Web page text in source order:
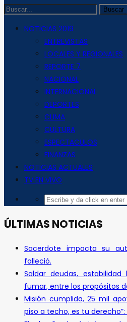
NOTICIAS 2019
ENTREVISTAS
LOCALES Y REGIONALES
REPORTE 7
NACIONAL
INTERNACIONAL
DEPORTES
CLIMA
CULTURA
ESPECTACULOS
FINANZAS
NOTICIAS ACTUALES
TV EN VIVO
ÚLTIMAS NOTICIAS
Sacerdote impacta su
falleció.
Saldar deudas,
fumar, entre los propósitos
Misión cumplida, 25 mil
piso a techo, es tu derecho”: